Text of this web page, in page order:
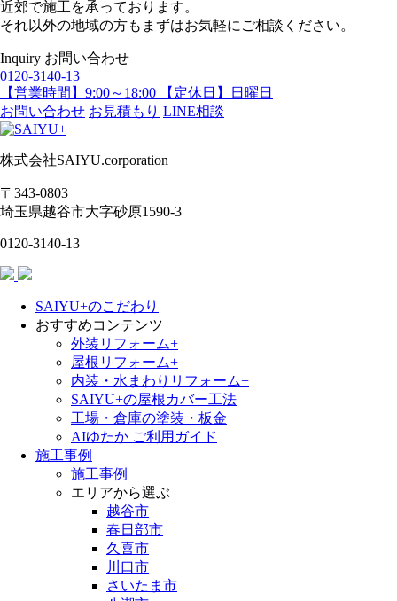
近郊で施工を承っております。
それ以外の地域の方もまずはお気軽にご相談ください。
Inquiry お問い合わせ
0120-3140-13
【営業時間】9:00～18:00 【定休日】日曜日
お問い合わせ お見積もり LINE相談
株式会社SAIYU.corporation
〒343-0803
埼玉県越谷市大字砂原1590-3
0120-3140-13
SAIYU+のこだわり
おすすめコンテンツ
外装リフォーム+
屋根リフォーム+
内装・水まわりリフォーム+
SAIYU+の屋根カバー工法
工場・倉庫の塗装・板金
AIゆたか ご利用ガイド
施工事例
施工事例
エリアから選ぶ
越谷市
春日部市
久喜市
川口市
さいたま市